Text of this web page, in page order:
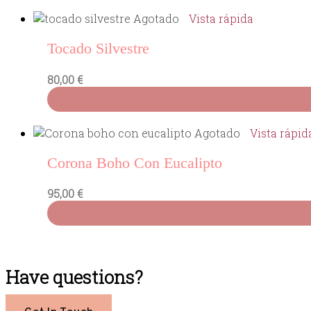
Agotado Vista rápida
Tocado Silvestre
80,00€
Agotado Vista
Corona Boho Con Eucalipto
95,00€
Have questions?